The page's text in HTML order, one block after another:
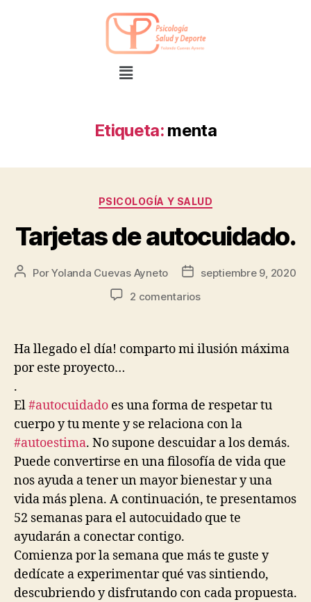
Etiqueta: menta
PSICOLOGÍA Y SALUD
Tarjetas de autocuidado.
PorYolanda Cuevas Ayneto
septiembre 9, 2020
2 comentarios
Ha llegado el día! comparto mi ilusión máxima
por este proyecto…
.
El#autocuidado es una forma de respetar tu
cuerpo y tu mente y se relaciona con la
#autoestima. No supone descuidar a los demás.
Puede convertirse en una filosofía de vida que
nos ayuda a tener un mayor bienestar y una
vida más plena. A continuación, te presentamos
52 semanas para el autocuidado que te
ayudarán a conectar contigo.
Comienza por la semana que más te guste y
dedícate a experimentar qué vas sintiendo,
descubriendo y disfrutando con cada propuesta.